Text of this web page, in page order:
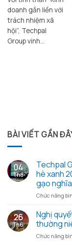
doanh gắn liền với
trách nhiệm xã
hội”, Techpal
Group vinh...
BÀI VIẾT GẦN
04
Th8
Techpal
hè xanh
gạo
Chức năng
26
Th6
Nghị
thường
Chức năng